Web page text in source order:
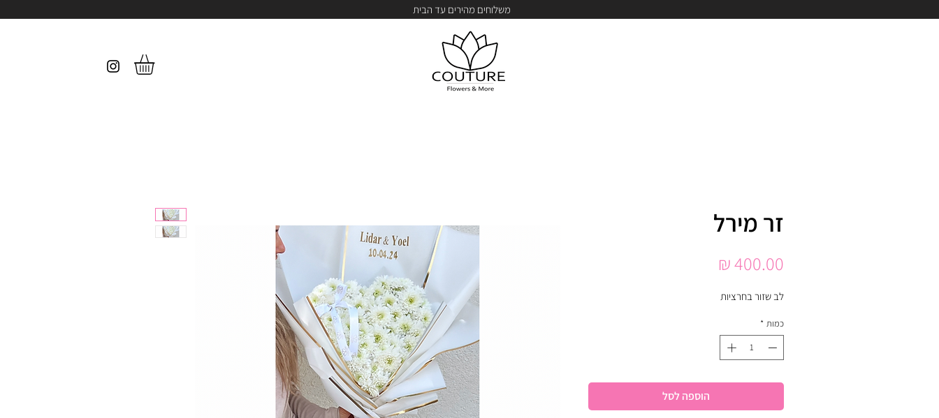
משלוחים מהירים עד הבית
זר מירל
לב שזור בחרציות
כמות *
הוספה לסל